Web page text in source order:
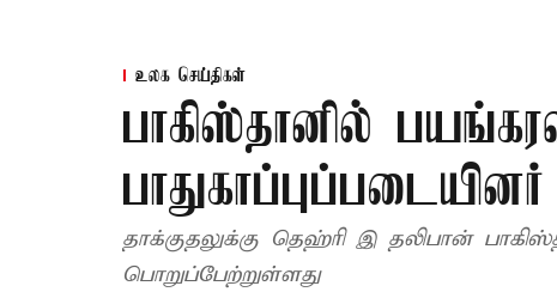
உலக செய்திகள்
பாகிஸ்தானில்
தாக்குதலுக்கு தெஹ்ரி இ தலிபான்
பொறுப்பேற்றுள்ளது